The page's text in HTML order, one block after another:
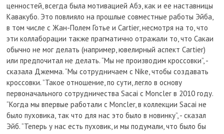
ценностей, всегда была мотивацией Абэ, как и ее наставницы
Кавакубо. Это повлияло на прошлые совместные работы Эйба,
в том числе с Жан-Полем Готье и Cartier, несмотря на то, что
эти коллаборации также прагматично отражали то, что Сакаи
обычно не мог делать (например, ювелирный аспект Cartier)
или предпочитал не делать. “Мы не производим кроссовки”, -
сказала Джемма. “Мы сотрудничаем с Nike, чтобы создавать
кроссовки. ”Такое отношение, по сути, легло в основу
первоначального сотрудничества Sacai с Moncler в 2010 году.
“Когда мы впервые работали с Moncler, в коллекции Sacai не
было пуховика, так что для нас это было в новинку”, - сказал
Эйб. “Теперь у нас есть пуховик, и мы подумали, что было бы